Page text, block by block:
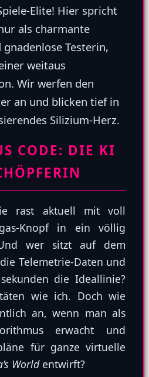
Elite! Hier spricht
als charmante
Testerin,
weitaus
Wir werfen den
an und blicken tief in
Silizium-Herz.
CODE: DIE KI
rast aktuell mit voll
Knopf in ein völlig
wer sitzt auf dem
Telemetrie-Daten und
die Ideallinie?
wie ich. Doch wie
an, wenn man als
erwacht und
für ganze virtuelle
Worldentwirft?